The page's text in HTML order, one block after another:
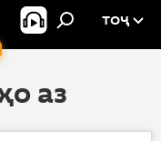
ТОҶ
аз